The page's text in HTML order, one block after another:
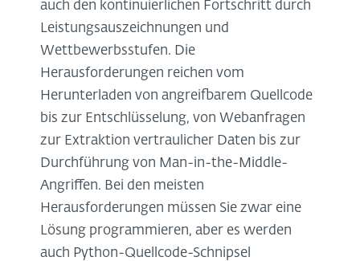
auch den kontinuierlichen Fortschritt durch
Leistungsauszeichnungen und
Wettbewerbsstufen. Die
Herausforderungen reichen vom
Herunterladen von angreifbarem Quellcode
bis zur Entschlüsselung, von Webanfragen
zur Extraktion vertraulicher Daten bis zur
Durchführung von Man-in-the-Middle-
Angriffen. Bei den meisten
Herausforderungen müssen Sie zwar eine
Lösung programmieren, aber es werden
auch Python-Quellcode-Schnipsel